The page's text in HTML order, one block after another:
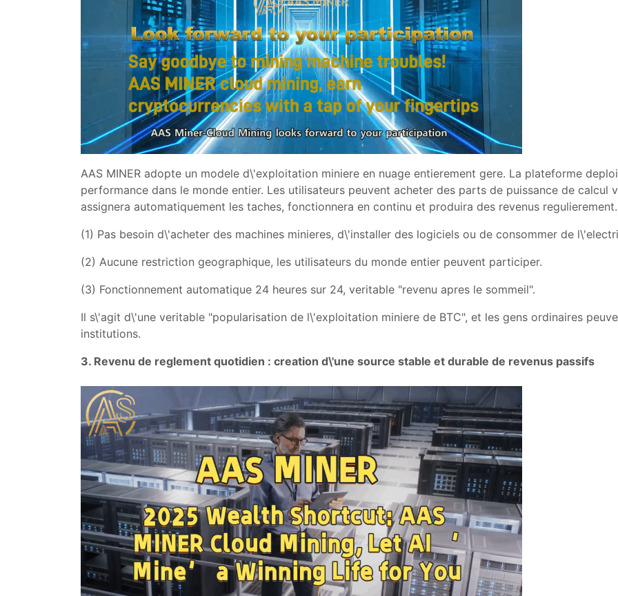
AAS MINER adopte un modele d\'exploitation miniere en nuage entierement gere. La plateforme
performance dans le monde entier. Les utilisateurs peuvent acheter des parts de puissance de calcul
assignera automatiquement les taches, fonctionnera en continu et produira des revenus regulierement.
(1) Pas besoin d\'acheter des machines minieres, d\'installer des logiciels ou de consommer de
(2) Aucune restriction geographique, les utilisateurs du monde entier peuvent participer.
(3) Fonctionnement automatique 24 heures sur 24, veritable "revenu apres le sommeil".
Il s\'agit d\'une veritable "popularisation de l\'exploitation miniere de BTC", et les gens ordinaires
institutions.
3. Revenu de reglement quotidien : creation d\'une source stable et durable de revenus passifs